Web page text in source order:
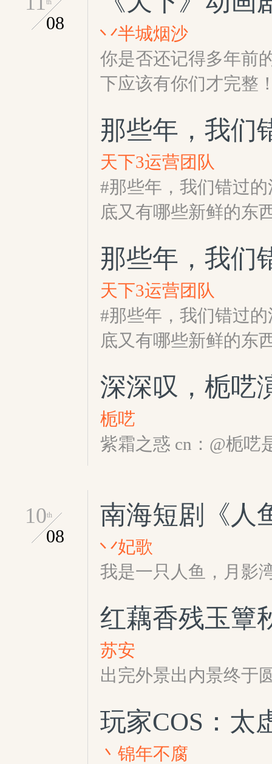
丷半城烟沙
th
08
你是否还记得多年前
下应该有你们才完整
那些年，我们
天下3运营团队
#那些年，我们错过
底又有哪些新鲜的东
那些年，我们
天下3运营团队
#那些年，我们错过
底又有哪些新鲜的东
深深叹，栀呓
栀呓
紫霜之惑 cn：@栀呓
南海短剧《人
丷妃歌
10th
08
我是一只人鱼，月影
红藕香残玉簟
苏安
出完外景出内景终于
玩家COS：太
丶锦年不腐